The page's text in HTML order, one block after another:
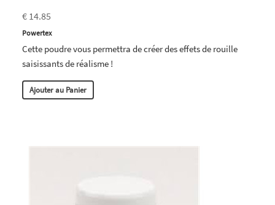
€ 14.85
Powertex
Cette poudre vous permettra de créer des effets de rouille
saisissants de réalisme !
Ajouter au Panier